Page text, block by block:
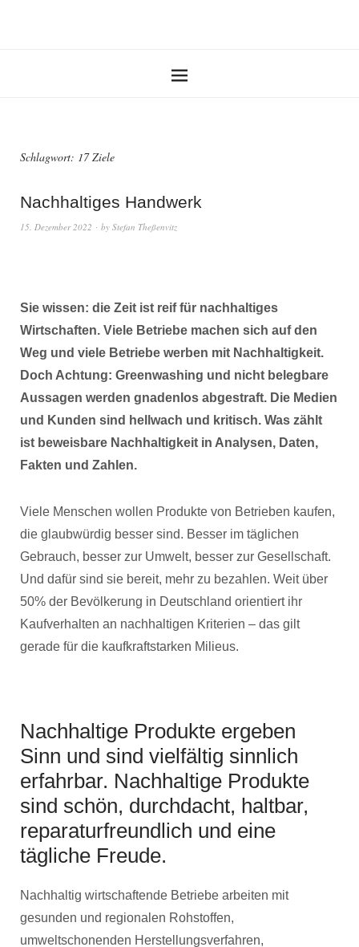
Schlagwort: 17 Ziele
Nachhaltiges Handwerk
15. Dezember 2022 by Stefan Theßenvitz
Sie wissen: die Zeit ist reif für nachhaltiges
Wirtschaften. Viele Betriebe machen sich auf den
Weg und viele Betriebe werben mit Nachhaltigkeit.
Doch Achtung: Greenwashing und nicht belegbare
Aussagen werden gnadenlos abgestraft. Die Medien
und Kunden sind hellwach und kritisch. Was zählt
ist beweisbare Nachhaltigkeit in Analysen, Daten,
Fakten und Zahlen.
Viele Menschen wollen Produkte von Betrieben kaufen,
die glaubwürdig besser sind. Besser im täglichen
Gebrauch, besser zur Umwelt, besser zur Gesellschaft.
Und dafür sind sie bereit, mehr zu bezahlen. Weit über
50% der Bevölkerung in Deutschland orientiert ihr
Kaufverhalten an nachhaltigen Kriterien – das gilt
gerade für die kaufkraftstarken Milieus.
Nachhaltige Produkte ergeben
Sinn und sind vielfältig sinnlich
erfahrbar. Nachhaltige Produkte
sind schön, durchdacht, haltbar,
reparaturfreundlich und eine
tägliche Freude.
Nachhaltig wirtschaftende Betriebe arbeiten mit
gesunden und regionalen Rohstoffen,
umweltschonenden Herstellungsverfahren,